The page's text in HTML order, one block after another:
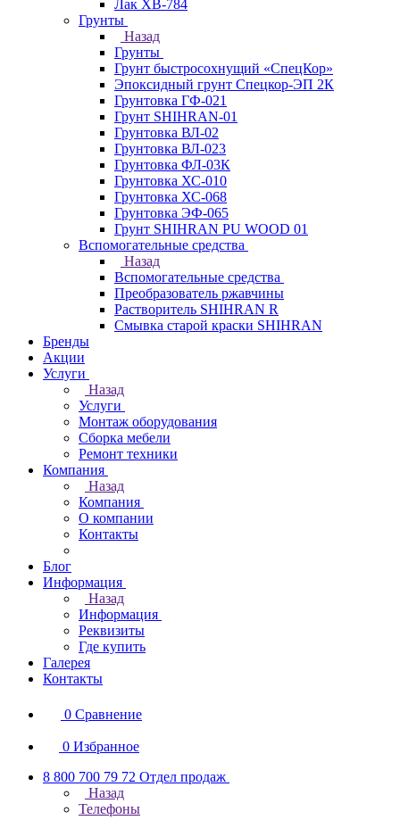
Лак ХВ-784
Грунты
Назад
Грунты
Грунт быстросохнущий «СпецКор»
Эпоксидный грунт Спецкор-ЭП 2К
Грунтовка ГФ-021
Грунт SHIHRAN-01
Грунтовка ВЛ-02
Грунтовка ВЛ-023
Грунтовка ФЛ-03К
Грунтовка ХС-010
Грунтовка ХС-068
Грунтовка ЭФ-065
Грунт SHIHRAN PU WOOD 01
Вспомогательные средства
Назад
Вспомогательные средства
Преобразователь ржавчины
Растворитель SHIHRAN R
Смывка старой краски SHIHRAN
Бренды
Акции
Услуги
Назад
Услуги
Монтаж оборудования
Сборка мебели
Ремонт техники
Компания
Назад
Компания
О компании
Контакты
Блог
Информация
Назад
Информация
Реквизиты
Где купить
Галерея
Контакты
0 Сравнение
0 Избранное
8 800 700 79 72 Отдел продаж
Назад
Телефоны